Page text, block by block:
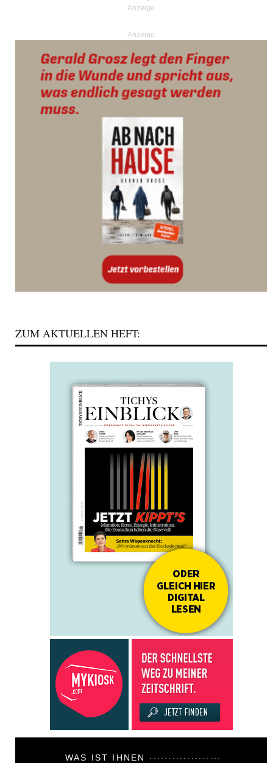
Anzeige
ZUM AKTUELLEN HEFT:
WAS IST IHNEN